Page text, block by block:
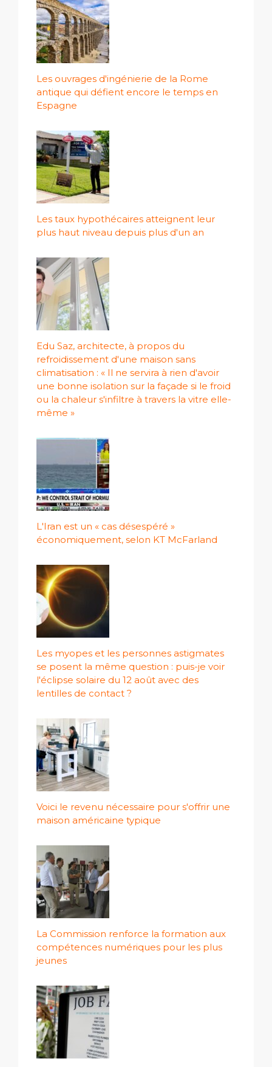
Les ouvrages d'ingénierie de la Rome
antique qui défient encore le temps en
Espagne
Les taux hypothécaires atteignent leur
plus haut niveau depuis plus d'un an
Edu Saz, architecte, à propos du
refroidissement d'une maison sans
climatisation : « Il ne servira à rien d'avoir
une bonne isolation sur la façade si le froid
ou la chaleur s'infiltre à travers la vitre elle-
même »
L'Iran est un « cas désespéré »
économiquement, selon KT McFarland
Les myopes et les personnes astigmates
se posent la même question : puis-je voir
l'éclipse solaire du 12 août avec des
lentilles de contact ?
Voici le revenu nécessaire pour s'offrir une
maison américaine typique
La Commission renforce la formation aux
compétences numériques pour les plus
jeunes